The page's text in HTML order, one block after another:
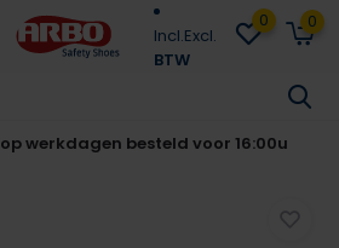
Incl.Excl.
BTW
0 0
op werkdagen besteld voor 16:00u